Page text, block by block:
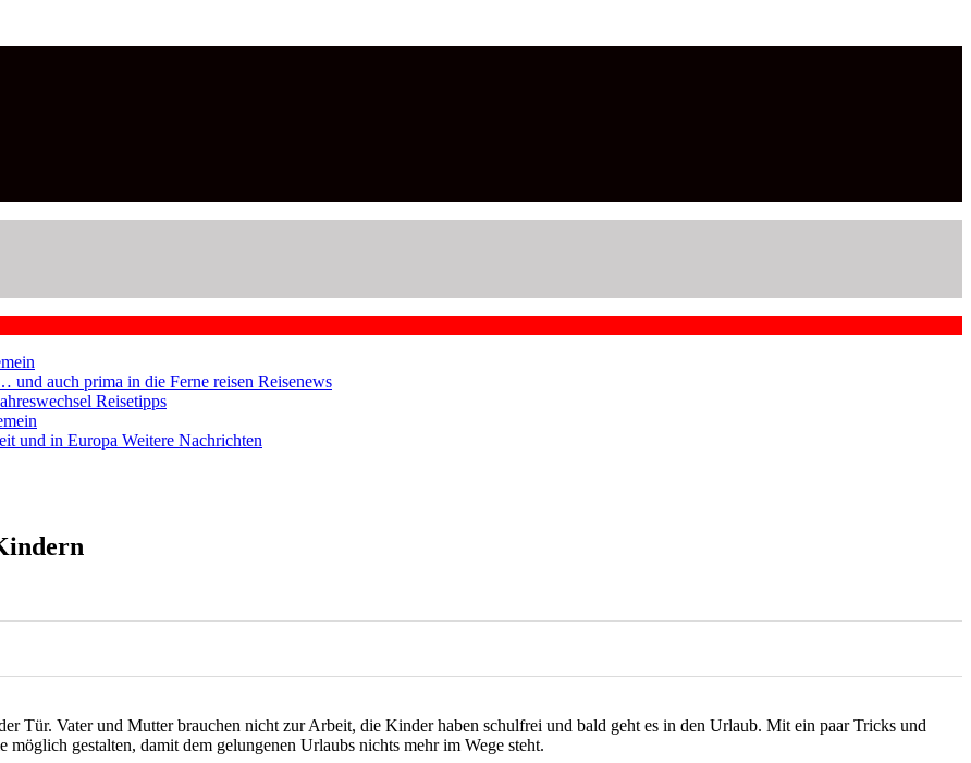
und auch prima in die Ferne reisen Reisenews
Reisetipps
und in Europa Weitere Nachrichten
Tür. Vater und Mutter brauchen nicht zur Arbeit, die Kinder haben schulfrei und bald geht es in den Urlaub. Mit ein paar Tricks und
gestalten, damit dem gelungenen Urlaubs nichts mehr im Wege steht.